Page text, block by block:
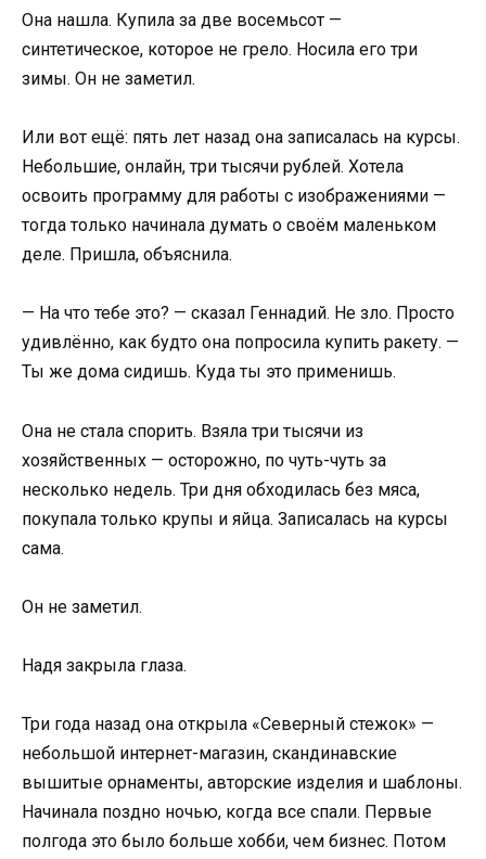
Она нашла. Купила за две восемьсот —
синтетическое, которое не грело. Носила его три
зимы. Он не заметил.
Или вот ещё: пять лет назад она записалась на курсы.
Небольшие, онлайн, три тысячи рублей. Хотела
освоить программу для работы с изображениями —
тогда только начинала думать о своём маленьком
деле. Пришла, объяснила.
— На что тебе это? — сказал Геннадий. Не зло. Просто
удивлённо, как будто она попросила купить ракету. —
Ты же дома сидишь. Куда ты это применишь.
Она не стала спорить. Взяла три тысячи из
хозяйственных — осторожно, по чуть-чуть за
несколько недель. Три дня обходилась без мяса,
покупала только крупы и яйца. Записалась на курсы
сама.
Он не заметил.
Надя закрыла глаза.
Три года назад она открыла «Северный стежок» —
небольшой интернет-магазин, скандинавские
вышитые орнаменты, авторские изделия и шаблоны.
Начинала поздно ночью, когда все спали. Первые
полгода это было больше хобби, чем бизнес. Потом